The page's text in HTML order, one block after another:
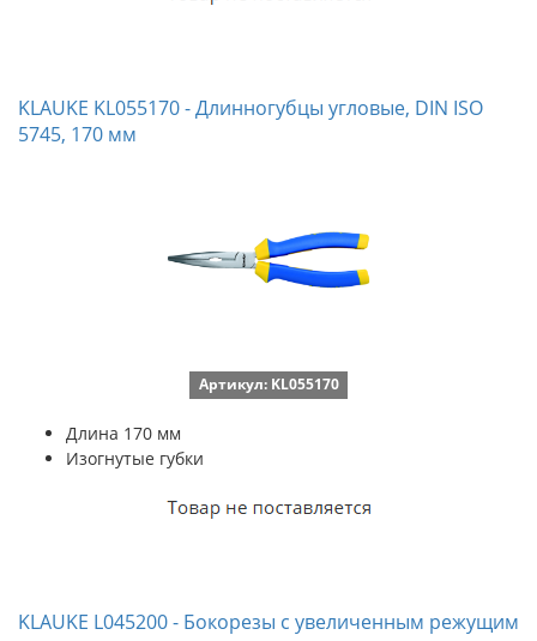
KLAUKE KL055170 - Длинногубцы угловые, DIN ISO
5745, 170 мм
Артикул: KL055170
Длина 170 мм
Изогнутые губки
KLAUKE L045200 - Бокорезы с увеличенным режущим